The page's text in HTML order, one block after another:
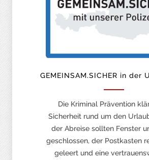
GEMEINSAM.SICHER in der
Die Kriminal Prävention
Sicherheit rund um den
der Abreise sollten Fenster
geschlossen, der Postkasten
geleert und eine